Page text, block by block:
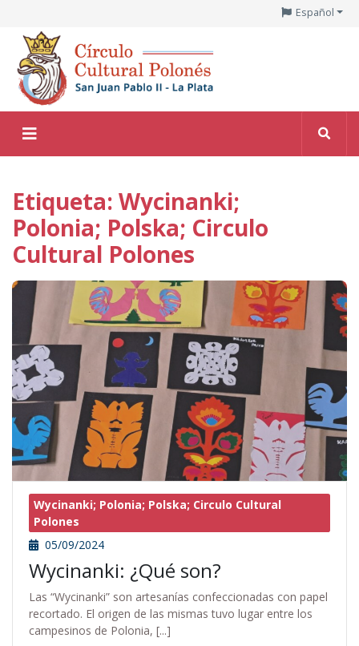
Español
Etiqueta: Wycinanki;
Polonia; Polska; Circulo
Cultural Polones
Wycinanki; Polonia; Polska; Circulo Cultural
Polones
05/09/2024
Wycinanki: ¿Qué son?
Las “Wycinanki” son artesanías confeccionadas con papel
recortado. El origen de las mismas tuvo lugar entre los
campesinos de Polonia, [...]